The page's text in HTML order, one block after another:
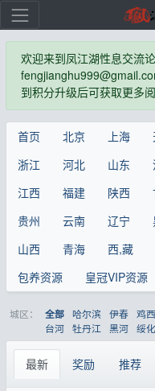
欢迎来到凤江湖性息交流
到积分升级后可获取更多
首页 北京 上海
浙江
河北 山东
江西
福建 陕西
贵州
云南 辽宁
山西
青海 西,藏
包养资源
皇冠VIP资源
城区： 全部 哈尔滨 伊春 鸡西
台河 牡丹江 黑河 绥化
最新 奖励 推荐